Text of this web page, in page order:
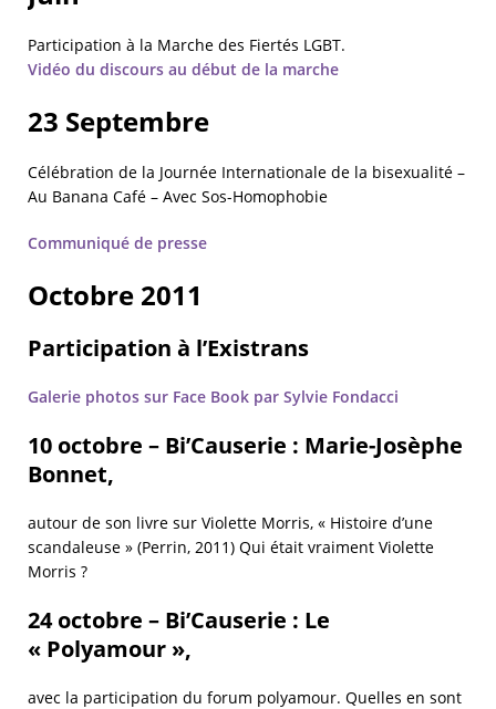
Participation à la Marche des Fiertés LGBT.
Vidéo du discours au début de la marche
23 Septembre
Célébration de la Journée Internationale de la bisexualité –
Au Banana Café – Avec Sos-Homophobie
Communiqué de presse
Octobre 2011
Participation à l’Existrans
Galerie photos sur Face Book par Sylvie Fondacci
10 octobre – Bi’Causerie : Marie-Josèphe
Bonnet,
autour de son livre sur Violette Morris, « Histoire d’une
scandaleuse » (Perrin, 2011) Qui était vraiment Violette
Morris ?
24 octobre – Bi’Causerie : Le
« Polyamour »,
avec la participation du forum polyamour. Quelles en sont